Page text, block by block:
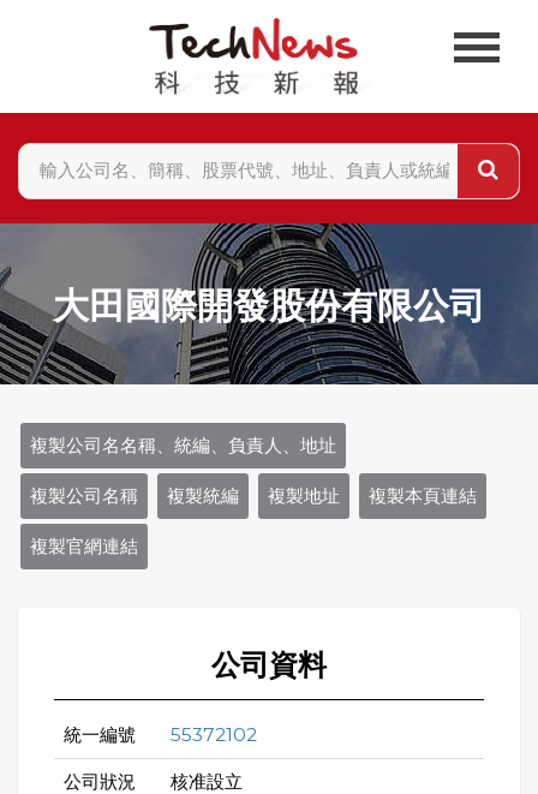
大田國際開發股份有限公司
複製公司名名稱、統編、負責人、地址
複製公司名稱 複製統編 複製地址 複製本頁連結
複製官網連結
公司資料
統一編號 55372102
公司狀況
核准設立